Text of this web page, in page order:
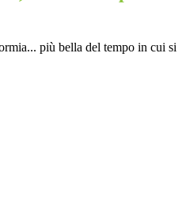
più bella del tempo in cui si